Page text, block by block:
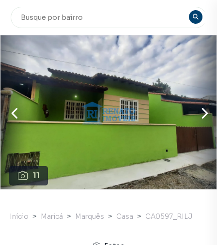
11
Início Maricá Marquês Casa CA0597_RILJ